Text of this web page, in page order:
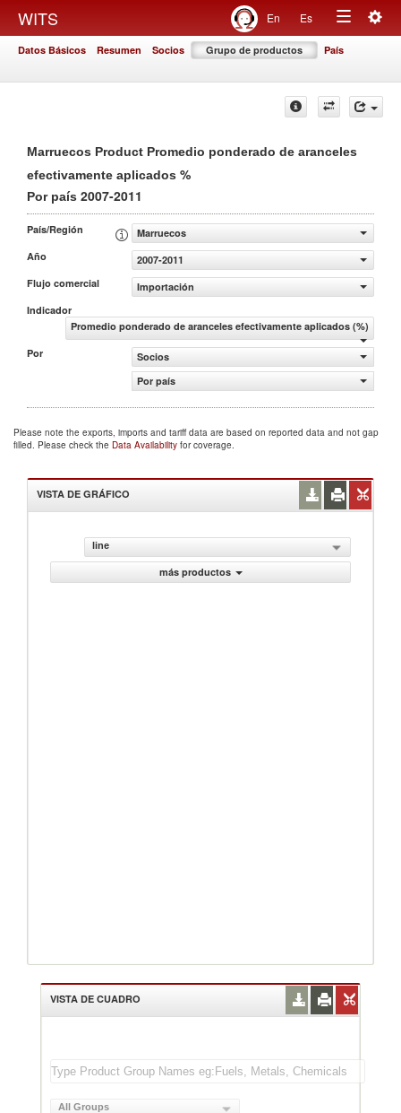
WITS En Es
Toggle
Datos Básicos Resumen Socios Grupo de productos País
Marruecos Product Promedio ponderado de aranceles
efectivamente aplicados %
Por país 2007-2011
País/Región
Marruecos
Año
2007-2011
Flujo comercial
Importación
Indicador
Promedio ponderado de aranceles efectivamente aplicados (%)
Por
Socios
Por país
Please note the exports, imports and tariff data are based on reported data and not gap
filled. Please check the Data Availability for coverage.
VISTA DE GRÁFICO
line
más productos
VISTA DE CUADRO
All Groups